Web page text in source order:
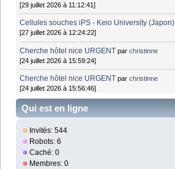
[29 juillet 2026 à 11:12:41]
Cellules souches iPS - Keio University (Japon)
[27 juillet 2026 à 12:24:22]
Cherche hôtel nice URGENT parchristinne
[24 juillet 2026 à 15:59:24]
Cherche hôtel nice URGENT parchristinne
[24 juillet 2026 à 15:56:46]
Qui est en ligne
Invités: 544
Robots: 6
Caché: 0
Membres: 0